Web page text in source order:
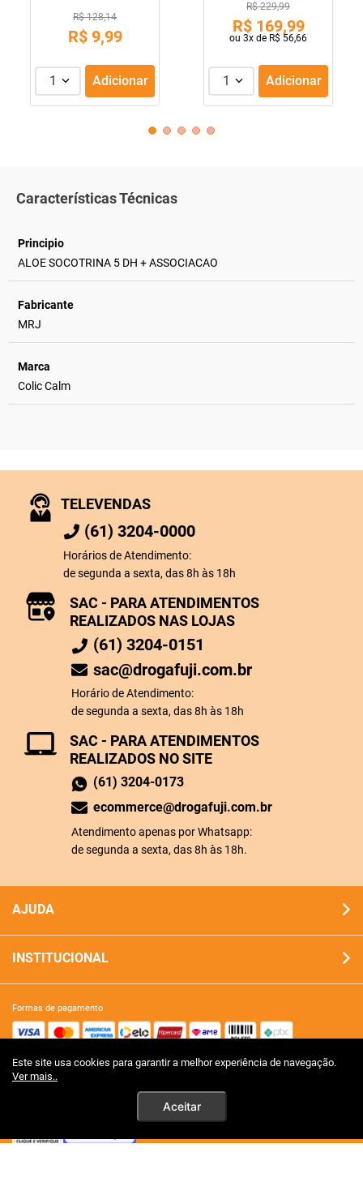
Este site usa cookies para garantir a melhor experiência de navegação.
Ver mais..
Aceitar
R$ 128,14
R$ 9,99
1 Adicionar
R$ 229,99
R$ 169,99
ou 3x de R$ 56,66
1 Adicionar
Características Técnicas
Principio
ALOE SOCOTRINA 5 DH + ASSOCIACAO
Fabricante
MRJ
Marca
Colic Calm
TELEVENDAS
(61) 3204-0000
Horários de Atendimento:
de segunda a sexta, das 8h às 18h
SAC - PARA ATENDIMENTOS
REALIZADOS NO SITE
(61) 3204-0173
ecommerce@drogafuji.com.br
Atendimento apenas por Whatsapp:
de segunda a sexta, das 8h às 18h.
SAC - PARA ATENDIMENTOS
REALIZADOS NAS LOJAS
(61) 3204-0151
sac@drogafuji.com.br
Horário de Atendimento:
de segunda a sexta, das 8h às 18h
AJUDA
INSTITUCIONAL
formas de pagamento
site 100% seguro